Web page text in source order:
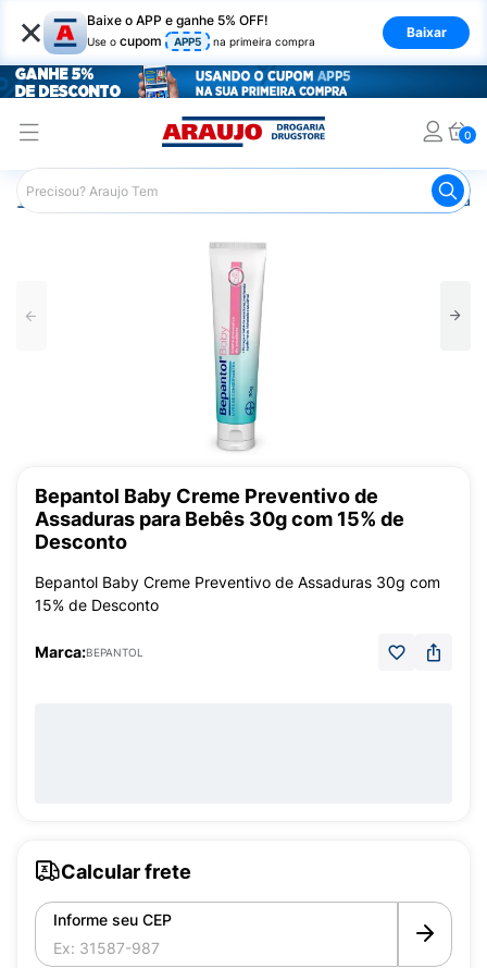
× Baixe o APP e ganhe 5% OFF!
Use o cupom APP5 na primeira compra
Baixar
0
Araujo Infantil Pomada para
Bepantol Baby Creme Preventivo de
Assaduras para Bebês 30g com 15% de
Desconto
Bepantol Baby Creme Preventivo de Assaduras 30g com
15% de Desconto
Marca:BEPANTOL
Calcular frete
Informe seu CEP